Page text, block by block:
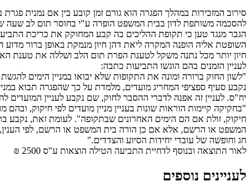
סירוב המזכירות במהלך הפגרה הוא גורם זמן קובע בין אם נמנית
להסכמה משותפת לדון בבית המשפט הופרה ע"י בחוסר תום לב שעה
הגבר מנגד טען כי תקופת ההליכים בה קבע המחוקק את כריכת
השופטת אליה הופנה המקרה ליאת דהן חיון מנמקת באופן ברור
חיון יותר מכל נתנה משקל לטענת הפרת תום הלב ושללה את טענת
לעניין הזמנים בהם הוגשו התביעות כתבה:
"לשון החוק ברורה ומונה את התקופות שלא יבואו במניין הימים
נקבע סעיף ספציפי המחריג מועדים, מלמדת על כך שהפגרה תבוא
יח"ס. לעניין זה אפנה לדברי ההסבר לחוק, שם נקבע לעניין המועדים
המשפט או הרשם, אלא אם כן הורה בית המשפט או הרשם, לפי
חג וחופשה של עובדי יחידות הסיוע והצדדים."
לאור התוצאה ובנוסף לדחיית התביעה הטילה הוצאות ע"ס 2500 ₪
לעניינים נוספים